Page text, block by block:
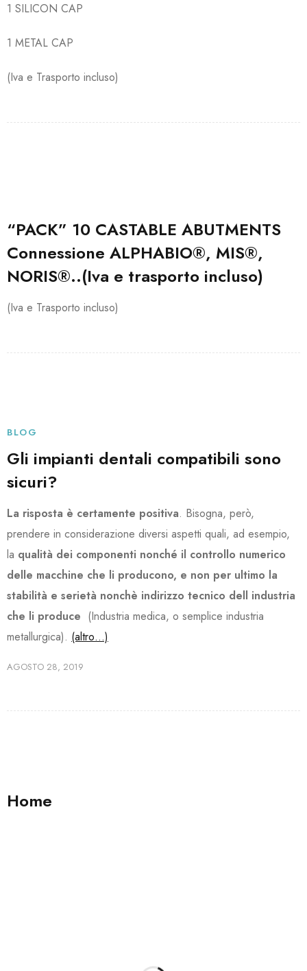
1 SILICON CAP
1 METAL CAP
(Iva e Trasporto incluso)
“PACK” 10 CASTABLE ABUTMENTS
Connessione ALPHABIO®, MIS®,
NORIS®..(Iva e trasporto incluso)
(Iva e Trasporto incluso)
BLOG
Gli impianti dentali compatibili sono
sicuri?
La risposta è certamente positiva. Bisogna, però,
prendere in considerazione diversi aspetti quali, ad esempio,
la qualità dei componenti nonché il controllo numerico
delle macchine che li producono, e non per ultimo la
stabilità e serietà nonchè indirizzo tecnico dell industria
che li produce (Industria medica, o semplice industria
metallurgica). (altro…)
AGOSTO 28, 2019
Home